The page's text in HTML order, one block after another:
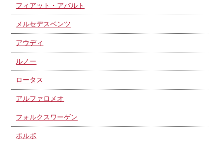
フィアット・アバルト
メルセデスベンツ
アウディ
ルノー
ロータス
アルファロメオ
フォルクスワーゲン
ボルボ